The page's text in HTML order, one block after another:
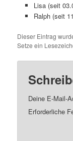
Lisa (seit
Ralph (seit
Dieser Eintrag
Setze ein
Deine E-Mail-
Erforderliche